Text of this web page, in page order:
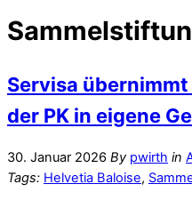
Servisa
der PK in eigene
30. Januar 2026 By pwirth in
Tags: Helvetia Baloise,